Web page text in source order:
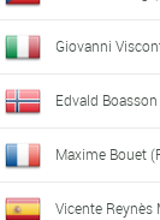
Giovanni
Edvald
Maxime Bouet
Vicente Reynès